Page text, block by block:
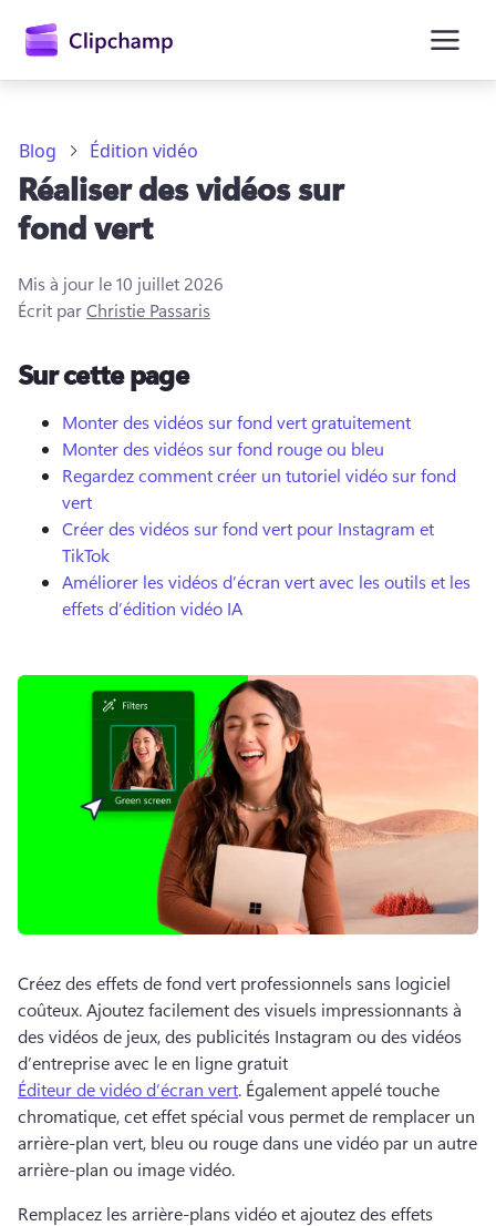
principal
Blog Édition vidéo
Réaliser des vidéos sur
fond vert
Mis à jour le10 juillet 2026
Écrit parChristie Passaris
Sur cette page
Monter des vidéos sur fond vert gratuitement
Monter des vidéos sur fond rouge ou bleu
Regardez comment créer un tutoriel vidéo sur fond
vert
Créer des vidéos sur fond vert pour Instagram et
TikTok
Améliorer les vidéos d’écran vert avec les outils et les
effets d’édition vidéo IA
Créez des effets de fond vert professionnels sans logiciel
coûteux. Ajoutez facilement des visuels impressionnants à
des vidéos de jeux, des publicités Instagram ou des vidéos
d’entreprise avec le en ligne gratuit
Éditeur de vidéo d’écran vert. Également appelé touche
chromatique, cet effet spécial vous permet de remplacer un
arrière-plan vert, bleu ou rouge dans une vidéo par un autre
arrière-plan ou image vidéo.
Remplacez les arrière-plans vidéo et ajoutez des effets